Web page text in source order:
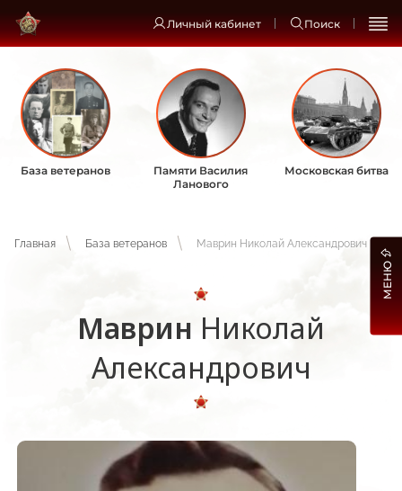
Личный кабинет Поиск
База ветеранов
Памяти Василия
Ланового
Московская битва
Главная База ветеранов Маврин Николай Александрович
Маврин Николай
Александрович
МЕНЮ